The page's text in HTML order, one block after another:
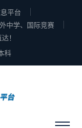
平台
中学、国际竞赛
！
科